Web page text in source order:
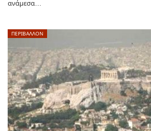
ανάμεσα…
ΠΕΡΙΒΑΛΛΟΝ